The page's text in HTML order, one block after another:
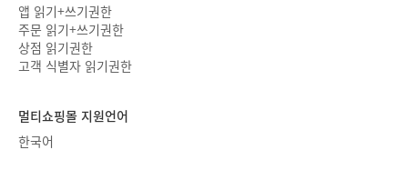
앱 읽기+쓰기권한
주문 읽기+쓰기권한
상점 읽기권한
고객 식별자 읽기권한
멀티쇼핑몰 지원언어
한국어